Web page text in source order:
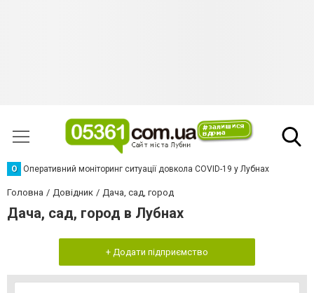
О Оперативний моніторинг ситуації довкола COVID-19 у Лубнах
Головна Довідник Дача, сад, город
Дача, сад, город в Лубнах
+ Додати підприємство